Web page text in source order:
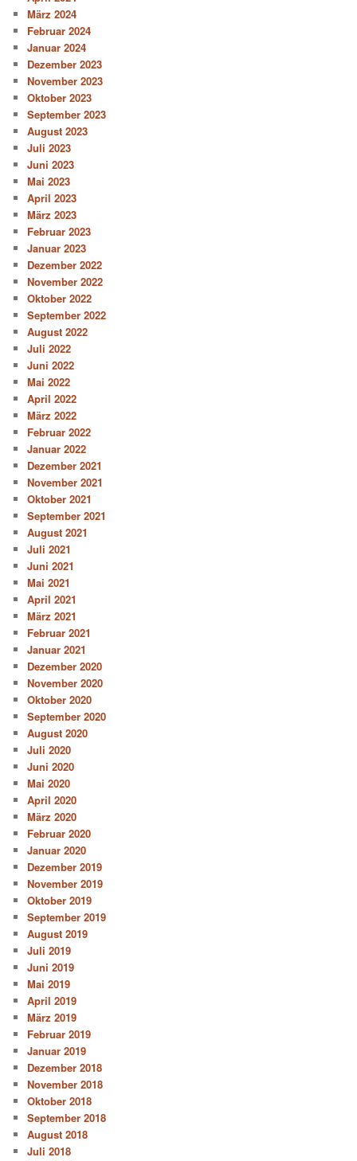
März 2024
Februar 2024
Januar 2024
Dezember 2023
November 2023
Oktober 2023
September 2023
August 2023
Juli 2023
Juni 2023
Mai 2023
April 2023
März 2023
Februar 2023
Januar 2023
Dezember 2022
November 2022
Oktober 2022
September 2022
August 2022
Juli 2022
Juni 2022
Mai 2022
April 2022
März 2022
Februar 2022
Januar 2022
Dezember 2021
November 2021
Oktober 2021
September 2021
August 2021
Juli 2021
Juni 2021
Mai 2021
April 2021
März 2021
Februar 2021
Januar 2021
Dezember 2020
November 2020
Oktober 2020
September 2020
August 2020
Juli 2020
Juni 2020
Mai 2020
April 2020
März 2020
Februar 2020
Januar 2020
Dezember 2019
November 2019
Oktober 2019
September 2019
August 2019
Juli 2019
Juni 2019
Mai 2019
April 2019
März 2019
Februar 2019
Januar 2019
Dezember 2018
November 2018
Oktober 2018
September 2018
August 2018
Juli 2018